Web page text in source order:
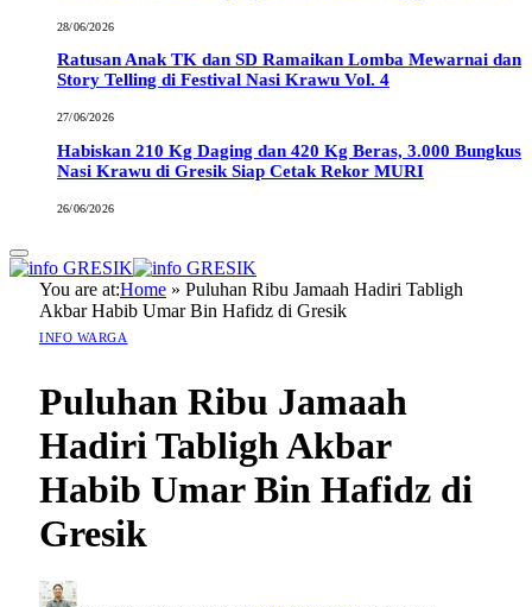
28/06/2026
Ratusan Anak TK dan SD Ramaikan Lomba Mewarnai dan
Story Telling di Festival Nasi Krawu Vol. 4
27/06/2026
Habiskan 210 Kg Daging dan 420 Kg Beras, 3.000 Bungkus
Nasi Krawu di Gresik Siap Cetak Rekor MURI
26/06/2026
You are at:Home » Puluhan Ribu Jamaah Hadiri Tabligh
Akbar Habib Umar Bin Hafidz di Gresik
INFO WARGA
Puluhan Ribu Jamaah
Hadiri Tabligh Akbar
Habib Umar Bin Hafidz di
Gresik